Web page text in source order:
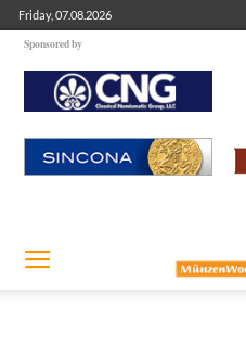
Friday, 07.08.2026
Sponsored by